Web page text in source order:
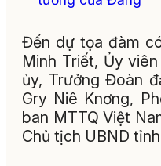
Đến dự tọa đàm
Minh Triết, Ủy
ủy, Trưởng Đoàn
Gry Niê Knơng,
ban MTTQ Việt
Chủ tịch UBND